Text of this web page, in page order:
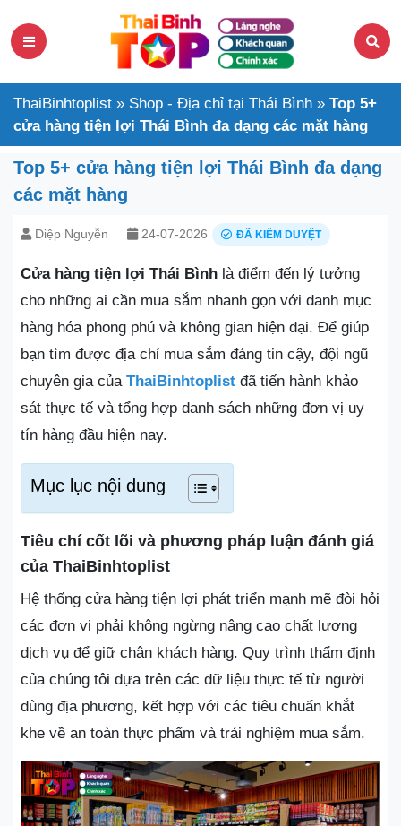
ThaiBinhtoplist » Shop - Địa chỉ tại Thái Bình » Top 5+
cửa hàng tiện lợi Thái Bình đa dạng các mặt hàng
Top 5+ cửa hàng tiện lợi Thái Bình đa dạng
các mặt hàng
Diệp Nguyễn 24-07-2026 ĐÃ KIỂM DUYỆT
Cửa hàng tiện lợi Thái Bình là điểm đến lý tưởng
cho những ai cần mua sắm nhanh gọn với danh mục
hàng hóa phong phú và không gian hiện đại. Để giúp
bạn tìm được địa chỉ mua sắm đáng tin cậy, đội ngũ
chuyên gia của ThaiBinhtoplist đã tiến hành khảo
sát thực tế và tổng hợp danh sách những đơn vị uy
tín hàng đầu hiện nay.
Mục lục nội dung
Tiêu chí cốt lõi và phương pháp luận đánh giá
của ThaiBinhtoplist
Hệ thống cửa hàng tiện lợi phát triển mạnh mẽ đòi hỏi
các đơn vị phải không ngừng nâng cao chất lượng
dịch vụ để giữ chân khách hàng. Quy trình thẩm định
của chúng tôi dựa trên các dữ liệu thực tế từ người
dùng địa phương, kết hợp với các tiêu chuẩn khắt
khe về an toàn thực phẩm và trải nghiệm mua sắm.